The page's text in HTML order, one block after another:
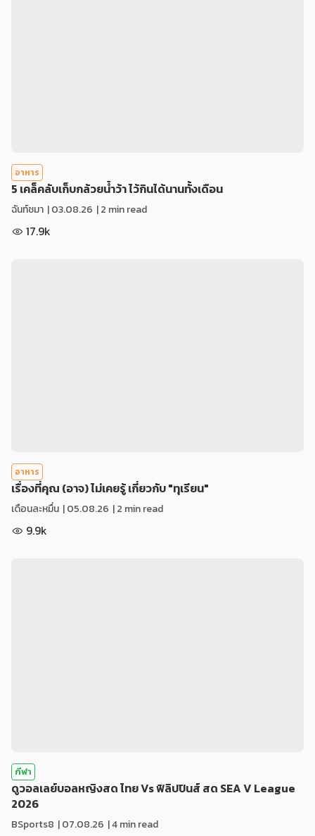
อาหาร
5 เคล็คลับเก็บกล้วยน้ำว้า ไว้กินได้นานทั้งเดือน
ฉันท์ชมา |03.08.26 | 2 min read
17.9k
อาหาร
เรื่องที่คุณ (อาจ) ไม่เคยรู้ เกี่ยวกับ "ทุเรียน"
เดือนละหมื่น |05.08.26 | 2 min read
9.9k
กีฬา
ดูวอลเลย์บอลหญิงสด ไทย Vs ฟิลิปปินส์ สด SEA V League
2026
BSports8 |07.08.26 | 4 min read